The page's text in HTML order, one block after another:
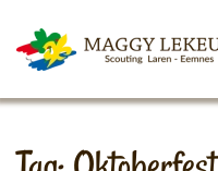
Skip to main content